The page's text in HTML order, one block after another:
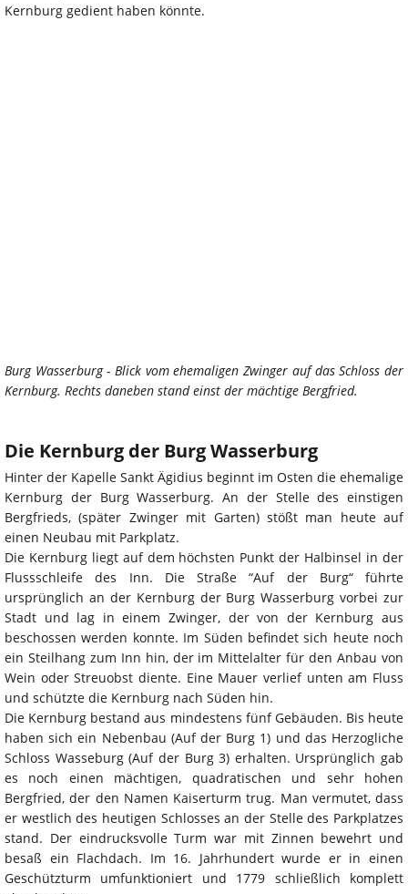
Kernburg gedient haben könnte.
Burg Wasserburg - Blick vom ehemaligen Zwinger auf das Schloss der
Kernburg. Rechts daneben stand einst der mächtige Bergfried.
Die Kernburg der Burg Wasserburg
Hinter der Kapelle Sankt Ägidius beginnt im Osten die ehemalige
Kernburg der Burg Wasserburg. An der Stelle des einstigen
Bergfrieds, (später Zwinger mit Garten) stößt man heute auf
einen Neubau mit Parkplatz.
Die Kernburg liegt auf dem höchsten Punkt der Halbinsel in der
Flussschleife des Inn. Die Straße “Auf der Burg“ führte
ursprünglich an der Kernburg der Burg Wasserburg vorbei zur
Stadt und lag in einem Zwinger, der von der Kernburg aus
beschossen werden konnte. Im Süden befindet sich heute noch
ein Steilhang zum Inn hin, der im Mittelalter für den Anbau von
Wein oder Streuobst diente. Eine Mauer verlief unten am Fluss
und schützte die Kernburg nach Süden hin.
Die Kernburg bestand aus mindestens fünf Gebäuden. Bis heute
haben sich ein Nebenbau (Auf der Burg 1) und das Herzogliche
Schloss Wasseburg (Auf der Burg 3) erhalten. Ursprünglich gab
es noch einen mächtigen, quadratischen und sehr hohen
Bergfried, der den Namen Kaiserturm trug. Man vermutet, dass
er westlich des heutigen Schlosses an der Stelle des Parkplatzes
stand. Der eindrucksvolle Turm war mit Zinnen bewehrt und
besaß ein Flachdach. Im 16. Jahrhundert wurde er in einen
Geschützturm umfunktioniert und 1779 schließlich komplett